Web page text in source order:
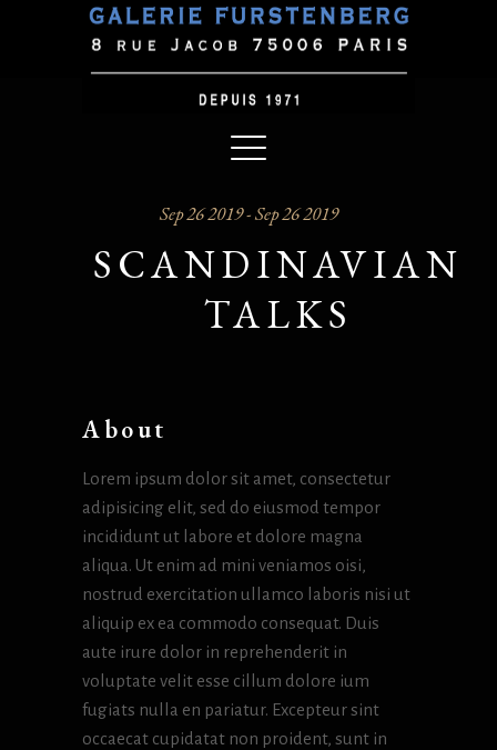
Sep 26 2019 - Sep 26 2019
SCANDINAVIAN
TALKS
About
Lorem ipsum dolor sit amet, consectetur
adipisicing elit, sed do eiusmod tempor
incididunt ut labore et dolore magna
aliqua. Ut enim ad mini veniamos oisi,
nostrud exercitation ullamco laboris nisi ut
aliquip ex ea commodo consequat. Duis
aute irure dolor in reprehenderit in
voluptate velit esse cillum dolore ium
fugiats nulla en pariatur. Excepteur sint
occaecat cupidatat non proident, sunt in